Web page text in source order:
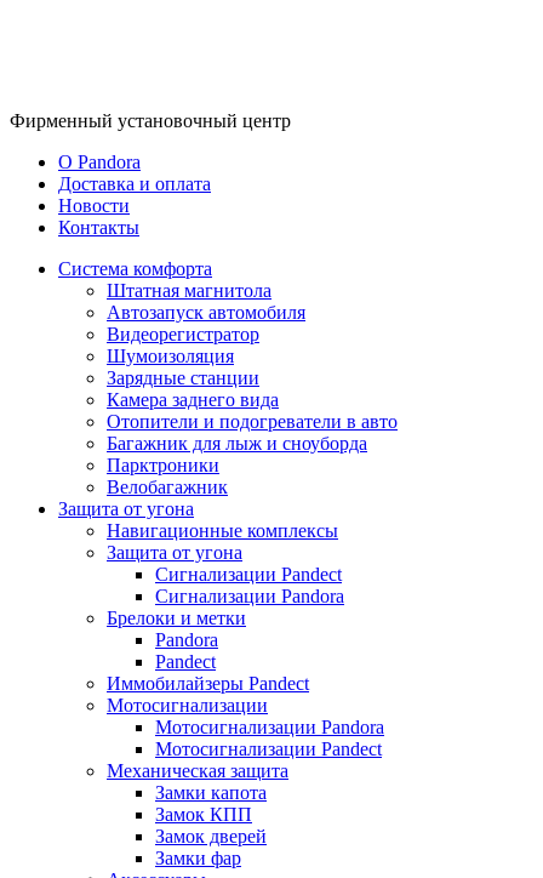
Фирменный установочный центр
O Pandora
Доставка и оплата
Новости
Контакты
Система комфорта
Штатная магнитола
Автозапуск автомобиля
Видеорегистратор
Шумоизоляция
Зарядные станции
Камера заднего вида
Отопители и подогреватели в авто
Багажник для лыж и сноуборда
Парктроники
Велобагажник
Защита от угона
Навигационные комплексы
Защита от угона
Сигнализации Pandect
Сигнализации Pandora
Брелоки и метки
Pandora
Pandect
Иммобилайзеры Pandect
Мотосигнализации
Мотосигнализации Pandora
Мотосигнализации Pandect
Механическая защита
Замки капота
Замок КПП
Замок дверей
Замки фар